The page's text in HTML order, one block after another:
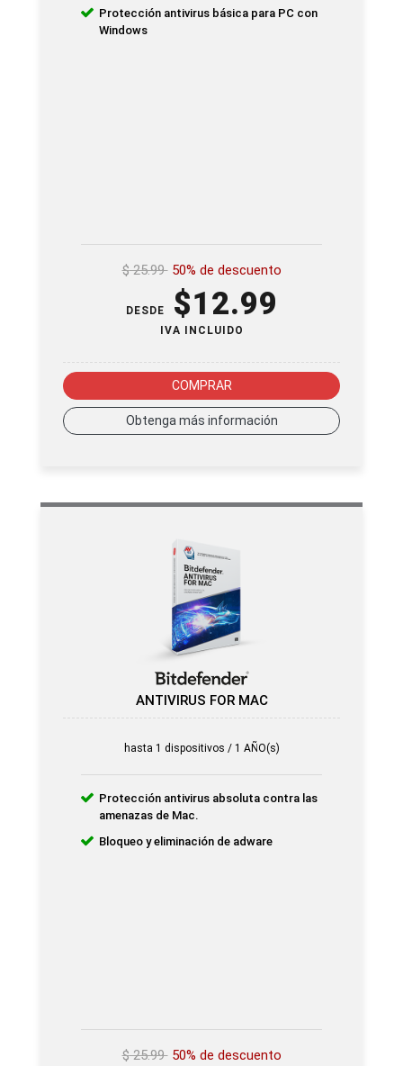
Protección antivirus básica para PC con
Windows
$25.9950% de descuento
DESDE $12.99
IVA INCLUIDO
COMPRAR
Obtenga más información
ANTIVIRUS FOR MAC
hasta 1 dispositivos / 1 AÑO(s)
Protección antivirus absoluta contra las
amenazas de Mac.
Bloqueo y eliminación de adware
$25.9950% de descuento